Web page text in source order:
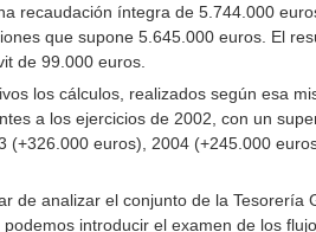
recaudación íntegra de 5.744.000
que supone 5.645.000 euros. El
de 99.000 euros.
los cálculos, realizados según esa
a los ejercicios de 2002, con un
(+326.000 euros), 2004 (+245.000
de analizar el conjunto de la Tesorería
introducir el examen de los